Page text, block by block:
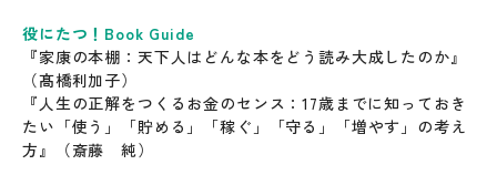
役にたつ！Book Guide
『家康の本棚：天下人はどんな本をどう読み大成したのか』
（髙橋利加子）
『人生の正解をつくるお金のセンス：17歳までに知っておき
たい「使う」「貯める」「稼ぐ」「守る」「増やす」の考え
方』（斎藤 純）